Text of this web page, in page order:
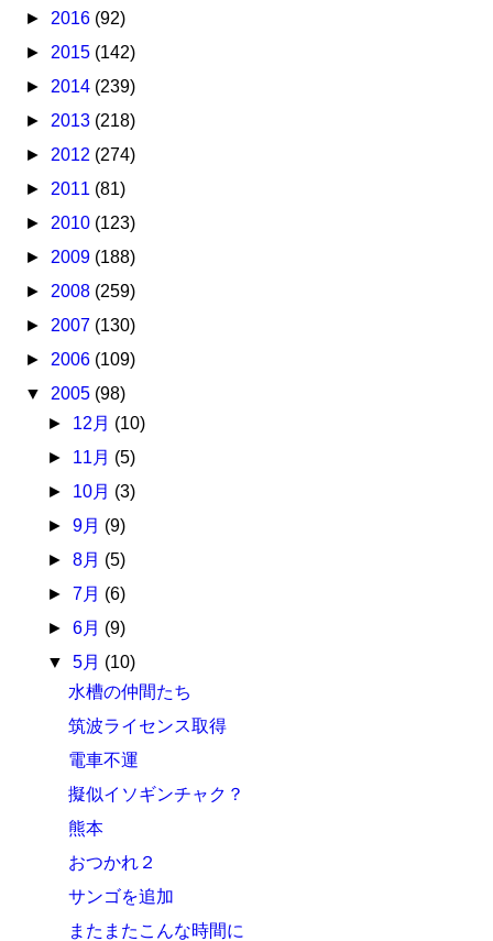
► 2016 (92)
► 2015 (142)
► 2014 (239)
► 2013 (218)
► 2012 (274)
► 2011 (81)
► 2010 (123)
► 2009 (188)
► 2008 (259)
► 2007 (130)
► 2006 (109)
▼ 2005 (98)
► 12月 (10)
► 11月 (5)
► 10月 (3)
► 9月 (9)
► 8月 (5)
► 7月 (6)
► 6月 (9)
▼ 5月 (10)
水槽の仲間たち
筑波ライセンス取得
電車不運
擬似イソギンチャク？
熊本
おつかれ２
サンゴを追加
またまたこんな時間に